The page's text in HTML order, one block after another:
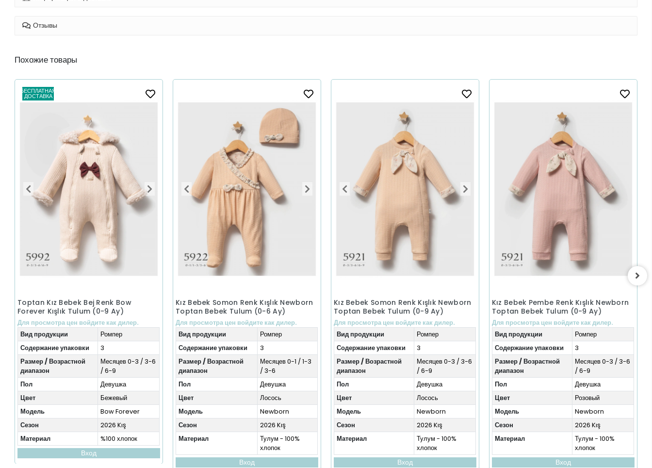
Отзывы
Похожие товары
БЕСПЛАТНАЯ
ДОСТАВКА
Toptan Kız Bebek Bej Renk Bow
Forever Kışlık Tulum (0-9 Ay)
Для просмотра цен войдите как дилер.
Вид продукции
Ромпер
Содержание упаковки
3
Размер / Возрастной
диапазон
Месяцев 0-3 / 3-6
/ 6-9
Пол
Девушка
Цвет
Бежевый
Модель
Bow Forever
Сезон
2026 Kış
Материал
%100 хлопок
Вход
Kız Bebek Somon Renk Kışlık Newborn
Toptan Bebek Tulum (0-6 Ay)
Для просмотра цен войдите как дилер.
Вид продукции
Ромпер
Содержание упаковки
3
Размер / Возрастной
диапазон
Месяцев 0-1 / 1-3
/ 3-6
Пол
Девушка
Цвет
Лосось
Модель
Newborn
Сезон
2026 Kış
Материал
Тулум - 100%
хлопок
Вход
Kız Bebek Somon Renk Kışlık Newborn
Toptan Bebek Tulum (0-9 Ay)
Для просмотра цен войдите как дилер.
Вид продукции
Ромпер
Содержание упаковки
3
Размер / Возрастной
диапазон
Месяцев 0-3 / 3-6
/ 6-9
Пол
Девушка
Цвет
Лосось
Модель
Newborn
Сезон
2026 Kış
Материал
Тулум - 100%
хлопок
Вход
Kız Bebek Pembe Renk Kışlık Newborn
Toptan Bebek Tulum (0-9 Ay)
Для просмотра цен войдите как дилер.
Вид продукции
Ромпер
Содержание упаковки
3
Размер / Возрастной
диапазон
Месяцев 0-3 / 3-6
/ 6-9
Пол
Девушка
Цвет
Розовый
Модель
Newborn
Сезон
2026 Kış
Материал
Тулум - 100%
хлопок
Вход